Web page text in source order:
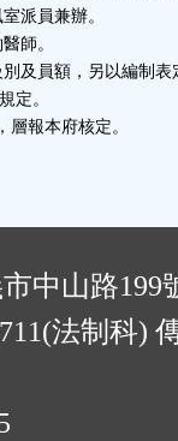
派員兼辦。
師。
及員額，另以編制表
定。
報本府核定。
中山路199
法制科)